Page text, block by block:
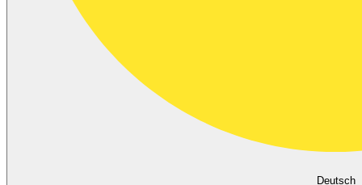
Deutsch